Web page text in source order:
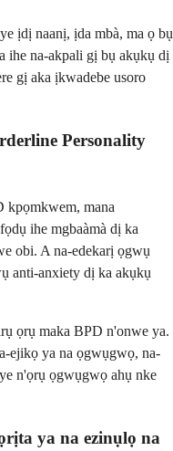
ịdị naanị, ịda mbà, ma ọ bụ
ihe na-akpali gị bụ akụkụ dị
gị aka ịkwadebe usoro
Personality
kpọmkwem, mana
ihe mgbaàmà dị ka
obi. A na-edekarị ọgwụ
anti-anxiety dị ka akụkụ
ọrụ maka BPD n'onwe ya.
ejikọ ya na ọgwụgwọ, na-
n'ọrụ ọgwụgwọ ahụ nke
ya na ezinụlọ na